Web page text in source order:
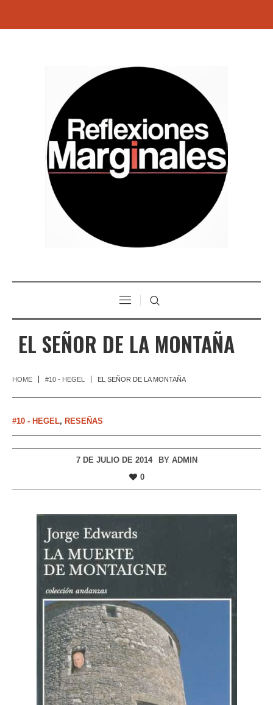
EL SEÑOR DE LA MONTAÑA
HOME #10 - HEGEL EL SEÑOR DE LA MONTAÑA
#10 - HEGEL, RESEÑAS
7 DE JULIO DE 2014 BY ADMIN
0